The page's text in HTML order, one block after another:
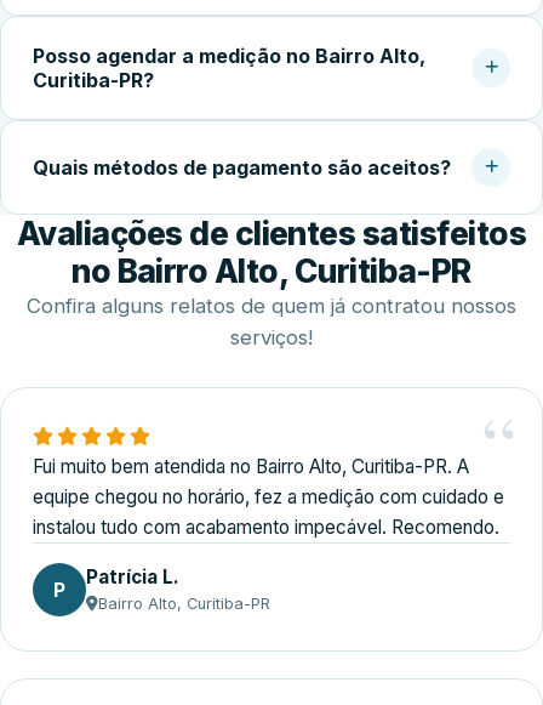
temperado faz toda a diferença na qualidade do
acabamento.
temperado (geralmente 5 a 10 dias úteis), a instalação no
local costuma ser concluída em 2 a 4 horas.
Posso agendar a medição no Bairro Alto,
Curitiba-PR?
disponibilidade do cliente, incluindo finais de semana,
serviço.
Quais métodos de pagamento são aceitos?
Disponibilizamos diversas formas de pagamento,
incluindo Pix, dinheiro, cartões de crédito e débito e
Avaliações de clientes satisfeitos
no Bairro Alto, Curitiba-PR
Confira alguns relatos de quem já contratou nossos
serviços!
Fui muito bem atendida no Bairro Alto, Curitiba-PR. A
equipe chegou no horário, fez a medição com cuidado e
instalou tudo com acabamento impecável. Recomendo.
P Patrícia L.
Bairro Alto, Curitiba-PR